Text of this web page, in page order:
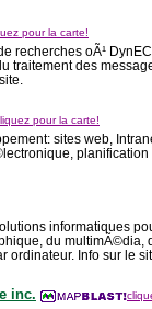
pour la carte!
recherches oÃ¹
traitement des
pour la carte!
sites web,
informatiques
du multimÃ©dia,
ordinateur. Info sur le
inc.